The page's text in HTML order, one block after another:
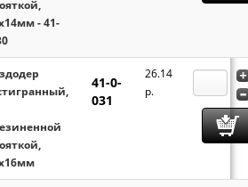
- 41-
41-0-
031
26.14
p.